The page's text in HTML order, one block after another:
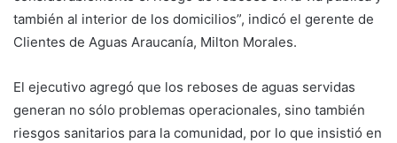
también al interior de los domicilios”, indicó el gerente de
Clientes de Aguas Araucanía, Milton Morales.
El ejecutivo agregó que los reboses de aguas servidas
generan no sólo problemas operacionales, sino también
riesgos sanitarios para la comunidad, por lo que insistió en